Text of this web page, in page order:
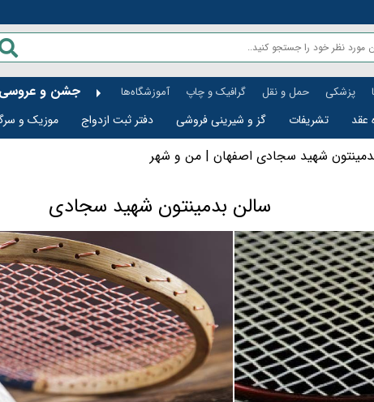
نقل خدماتی
پزشکی حمل و نقل گرافیک و چاپ آموزشگاه‌ها جشن و عروسی
تماس با ما
سبد خرید فروشگاه پرتال امور قضایی عقد تشریفات گز و شیرینی فروشی دفتر ثبت ازدواج موزیک و
شهید سجادی اصفهان | من و شهر
سالن بدمینتون شهید سجادی